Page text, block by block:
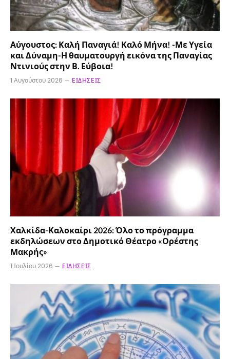
Αύγουστος: Καλή Παναγιά! Καλό Μήνα! -Με Υγεία
και Δύναμη-Η θαυματουργή εικόνα της Παναγίας
Ντινιούς στην Β. Εύβοια!
1 Αυγούστου 2026 ΕΙΔΉΣΕΙΣ
Χαλκίδα-Καλοκαίρι 2026: Όλο το πρόγραμμα
εκδηλώσεων στο Δημοτικό Θέατρο «Ορέστης
Μακρής»
1 Ιουλίου 2026 ΕΙΔΉΣΕΙΣ